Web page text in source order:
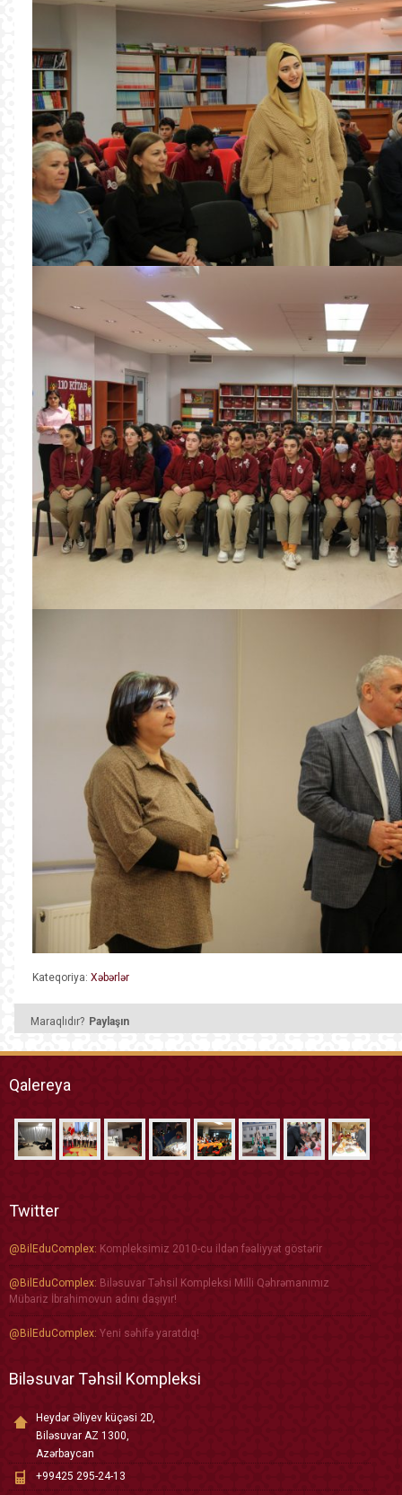
Kateqoriya: Xəbərlər
Maraqlıdır? Paylaşın
Qalereya
Twitter
@BilEduComplex: Kompleksimiz 2010-cu ildən fəaliyyət göstərir
@BilEduComplex: Biləsuvar Təhsil Kompleksi Milli Qəhrəmanımız
Mübariz İbrahimovun adını daşıyır!
@BilEduComplex: Yeni səhifə yaratdıq!
Biləsuvar Təhsil Kompleksi
Heydər Əliyev küçəsi 2D,
Biləsuvar AZ 1300,
Azərbaycan
+99425 295-24-13